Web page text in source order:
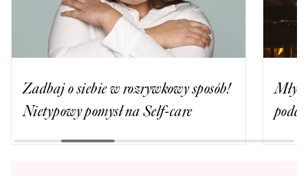
Zadbaj o siebie w rozrywkowy sposób!
Nietypowy pomysł na Self-care